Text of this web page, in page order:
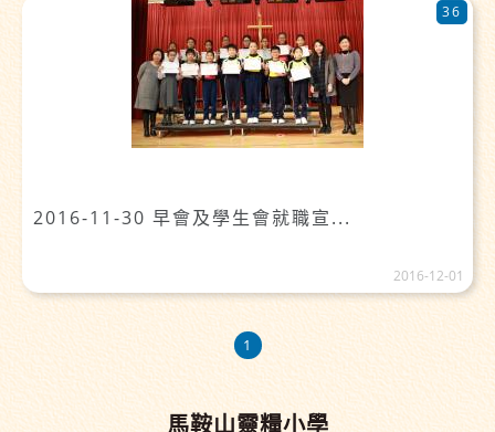
2016-11-30 早會及學生會就職宣...
36
2016-12-01
1
馬鞍山靈糧小學